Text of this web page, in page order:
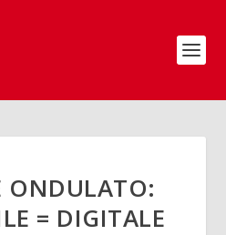
ONDULATO:
= DIGITALE